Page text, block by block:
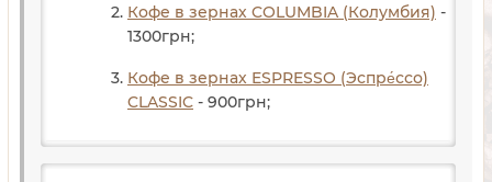
Кофе в зернах COLUMBIA (Колумбия) -
1300грн;
Кофе в зернах ESPRESSO (Эспре́ссо)
CLASSIC - 900грн;